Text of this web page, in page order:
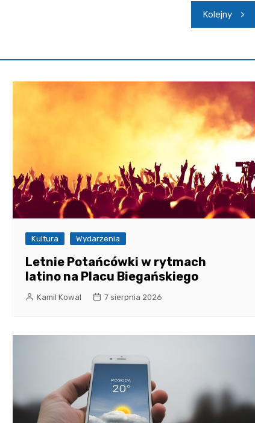
Kolejny
Kultura Wydarzenia
Letnie Potańcówki w rytmach
latino na Placu Biegańskiego
Kamil Kowal 7 sierpnia 2026